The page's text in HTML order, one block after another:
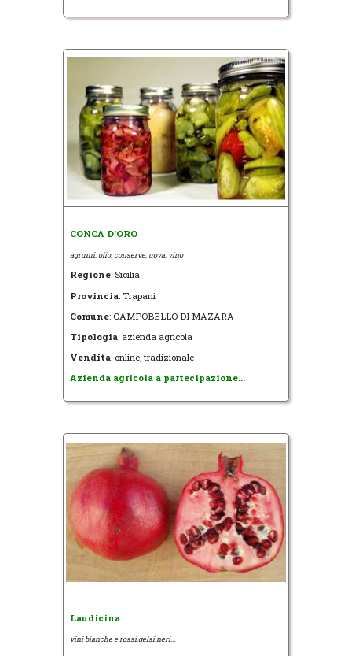
CONCA D'ORO
agrumi, olio, conserve, uova, vino
Regione: Sicilia
Provincia: Trapani
Comune: CAMPOBELLO DI MAZARA
Tipologia: azienda agricola
Vendita: online, tradizionale
Azienda agricola a partecipazione...
Laudicina
vini bianche e rossi,gelsi neri...